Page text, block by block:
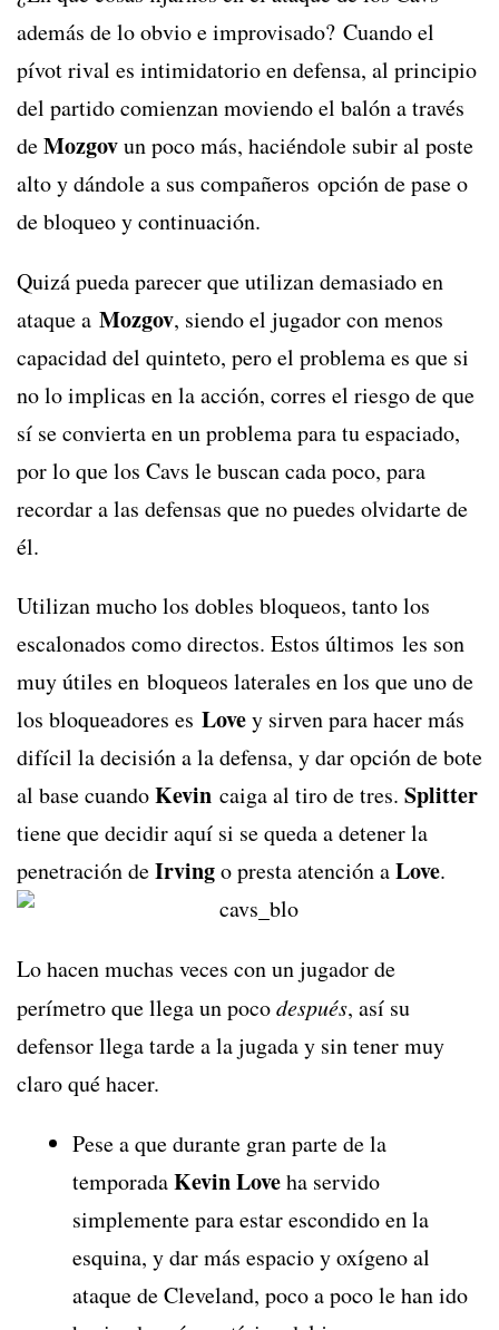
además de lo obvio e improvisado? Cuando el
pívot rival es intimidatorio en defensa, al principio
del partido comienzan moviendo el balón a través
deMozgovun poco más, haciéndole subir al poste
alto y dándole a sus compañeros opción de pase o
de bloqueo y continuación.
Quizá pueda parecer que utilizan demasiado en
ataque a Mozgov, siendo el jugador con menos
capacidad del quinteto, pero el problema es que si
no lo implicas en la acción, corres el riesgo de que
sí se convierta en un problema para tu espaciado,
por lo que los Cavs le buscan cada poco, para
recordar a las defensas que no puedes olvidarte de
él.
Utilizan mucho los dobles bloqueos, tanto los
escalonados como directos. Estos últimos les son
muy útiles en bloqueos laterales en los que uno de
los bloqueadores es Lovey sirven para hacer más
difícil la decisión a la defensa, y dar opción de bote
al base cuandoKevin caiga al tiro de tres. Splitter
tiene que decidir aquí si se queda a detener la
penetración deIrvingo presta atención aLove.
Lo hacen muchas veces con un jugador de
perímetro que llega un pocodespués, así su
defensor llega tarde a la jugada y sin tener muy
claro qué hacer.
Pese a que durante gran parte de la
temporadaKevin Loveha servido
simplemente para estar escondido en la
esquina, y dar más espacio y oxígeno al
ataque de Cleveland, poco a poco le han ido